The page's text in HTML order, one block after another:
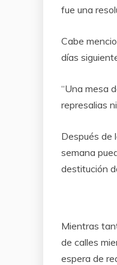
fue una
Cabe
días
“Una mesa
represalias
Después de
semana
destitución
Mientras
de calles
espera de